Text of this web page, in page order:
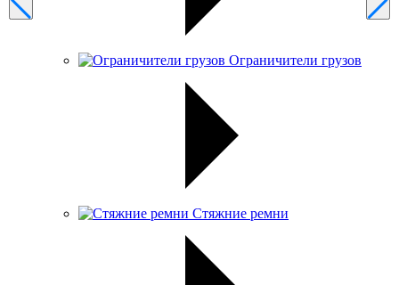
Ограничители грузов
Стяжние ремни